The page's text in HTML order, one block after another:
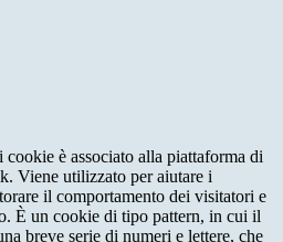
cookie è associato alla piattaforma di
Viene utilizzato per aiutare i
il comportamento dei visitatori e
È un cookie di tipo pattern, in cui il
breve serie di numeri e lettere, che